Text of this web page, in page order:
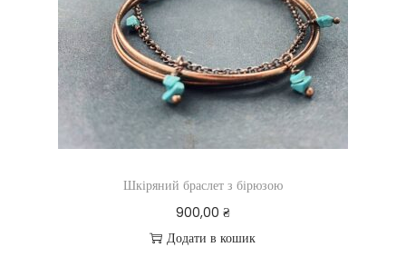
Шкіряний браслет з бірюзою
900,00 ₴
Додати в кошик